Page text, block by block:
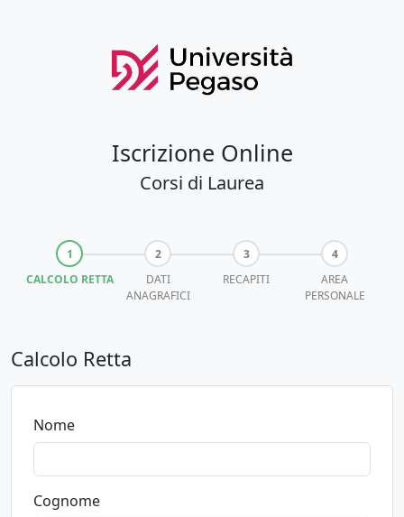
Iscrizione Online
Corsi di Laurea
CALCOLO RETTA
DATI
ANAGRAFICI
RECAPITI
AREA
PERSONALE
Calcolo Retta
Nome
Cognome